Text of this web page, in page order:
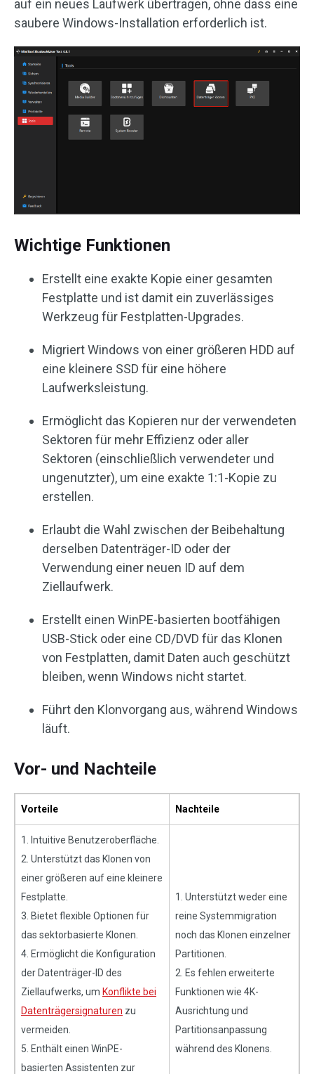
auf ein neues Laufwerk übertragen, ohne dass eine
saubere Windows-Installation erforderlich ist.
Wichtige Funktionen
Erstellt eine exakte Kopie einer gesamten
Festplatte und ist damit ein zuverlässiges
Werkzeug für Festplatten-Upgrades.
Migriert Windows von einer größeren HDD auf
eine kleinere SSD für eine höhere
Laufwerksleistung.
Ermöglicht das Kopieren nur der verwendeten
Sektoren für mehr Effizienz oder aller
Sektoren (einschließlich verwendeter und
ungenutzter), um eine exakte 1:1-Kopie zu
erstellen.
Erlaubt die Wahl zwischen der Beibehaltung
derselben Datenträger-ID oder der
Verwendung einer neuen ID auf dem
Ziellaufwerk.
Erstellt einen WinPE-basierten bootfähigen
USB-Stick oder eine CD/DVD für das Klonen
von Festplatten, damit Daten auch geschützt
bleiben, wenn Windows nicht startet.
Führt den Klonvorgang aus, während Windows
läuft.
Vor- und Nachteile
Vorteile Nachteile
1. Intuitive Benutzeroberfläche.
2. Unterstützt das Klonen von
einer größeren auf eine kleinere
Festplatte.
3. Bietet flexible Optionen für
das sektorbasierte Klonen.
4. Ermöglicht die Konfiguration
der Datenträger-ID des
Ziellaufwerks, um Konflikte bei
Datenträgersignaturen zu
vermeiden.
5. Enthält einen WinPE-
basierten Assistenten zur
1. Unterstützt weder eine
reine Systemmigration
noch das Klonen einzelner
Partitionen.
2. Es fehlen erweiterte
Funktionen wie 4K-
Ausrichtung und
Partitionsanpassung
während des Klonens.